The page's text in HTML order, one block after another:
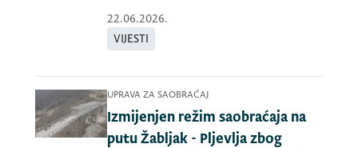
22.06.2026.
VIJESTI
UPRAVA ZA SAOBRAĆAJ
Izmijenjen režim saobraćaja na
putu Žabljak - Pljevlja zbog